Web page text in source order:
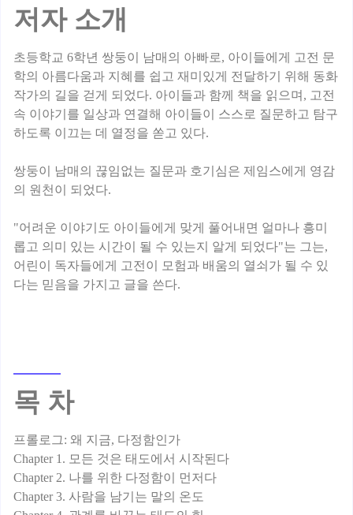
저자 소개
초등학교 6학년 쌍둥이 남매의 아빠로, 아이들에게 고전 문
학의 아름다움과 지혜를 쉽고 재미있게 전달하기 위해 동화
작가의 길을 걷게 되었다. 아이들과 함께 책을 읽으며, 고전
속 이야기를 일상과 연결해 아이들이 스스로 질문하고 탐구
하도록 이끄는 데 열정을 쏟고 있다.
쌍둥이 남매의 끊임없는 질문과 호기심은 제임스에게 영감
의 원천이 되었다.
"어려운 이야기도 아이들에게 맞게 풀어내면 얼마나 흥미
롭고 의미 있는 시간이 될 수 있는지 알게 되었다"는 그는,
어린이 독자들에게 고전이 모험과 배움의 열쇠가 될 수 있
목 차
프롤로그: 왜 지금, 다정함인가
Chapter 1. 모든 것은 태도에서 시작된다
Chapter 2. 나를 위한 다정함이 먼저다
Chapter 3. 사람을 남기는 말의 온도